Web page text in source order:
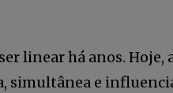
linear há anos.
simultânea e